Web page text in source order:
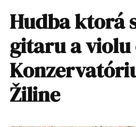
Hudba ktorá
gitaru a violu
Žiline